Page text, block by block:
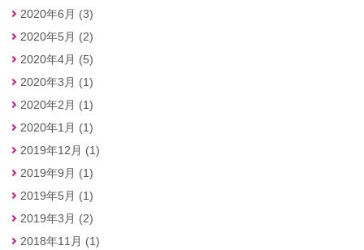
2020年6月 (3)
2020年5月 (2)
2020年4月 (5)
2020年3月 (1)
2020年2月 (1)
2020年1月 (1)
2019年12月 (1)
2019年9月 (1)
2019年5月 (1)
2019年3月 (2)
2018年11月 (1)